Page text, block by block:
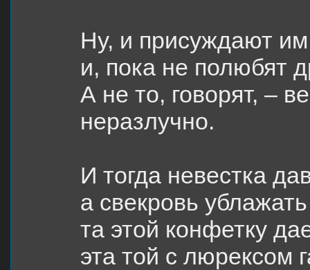
Ну, и присуждают им
и, пока не полюбят
А не то, говорят, –
неразлучно.
И тогда невестка
а свекровь
та этой конфетку
эта той с люрексом